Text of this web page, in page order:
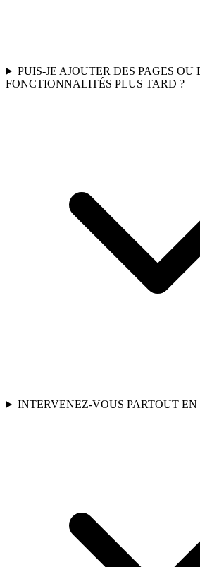
PUIS-JE AJOUTER DES PAGES OU
FONCTIONNALITÉS PLUS TARD ?
INTERVENEZ-VOUS PARTOUT EN